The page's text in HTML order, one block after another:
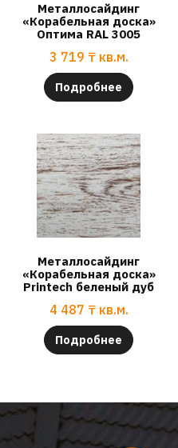
Металлосайдинг
«Корабельная доска»
Оптима RAL 3005
3 719 ₸ кв.м.
Подробнее
Металлосайдинг
«Корабельная доска»
Printech беленый дуб
4 487 ₸ кв.м.
Подробнее